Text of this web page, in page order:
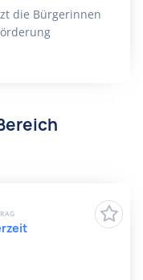
die Bürgerinnen